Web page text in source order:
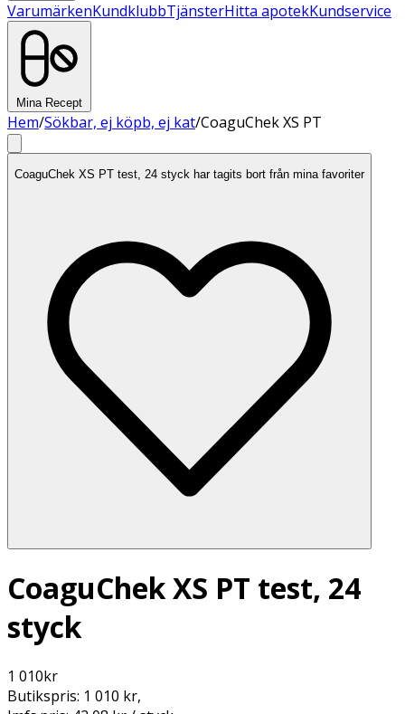
VarumärkenKundklubbTjänsterHitta apotekKundservice
Mina Recept
Hem/Sökbar, ej köpb, ej kat/CoaguChek XS PT
CoaguChek XS PT test, 24 styck har tagits bort från mina favoriter
CoaguChek XS PT test, 24
styck
1 010kr
Butikspris: 1 010 kr,